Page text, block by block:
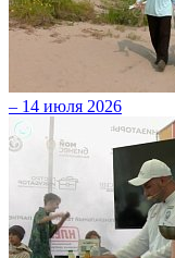
– 14 июля 2026